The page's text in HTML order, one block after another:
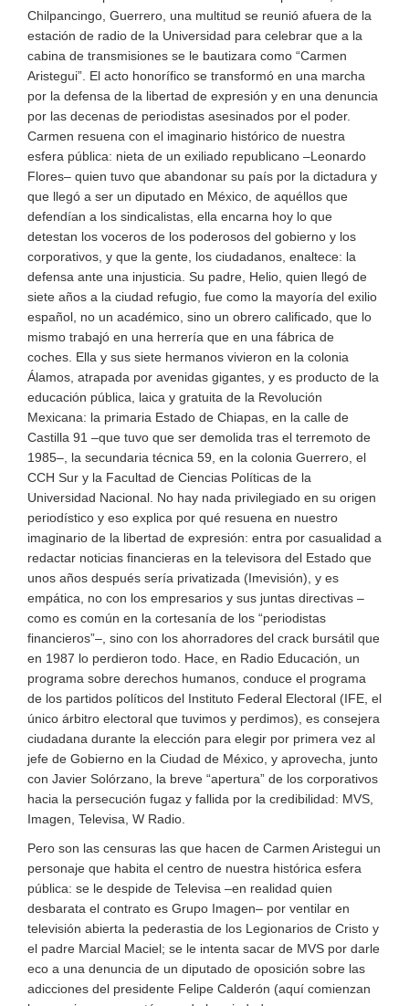
Chilpancingo, Guerrero, una multitud se reunió afuera de la
estación de radio de la Universidad para celebrar que a la
cabina de transmisiones se le bautizara como “Carmen
Aristegui”. El acto honorífico se transformó en una marcha
por la defensa de la libertad de expresión y en una denuncia
por las decenas de periodistas asesinados por el poder.
Carmen resuena con el imaginario histórico de nuestra
esfera pública: nieta de un exiliado republicano –Leonardo
Flores– quien tuvo que abandonar su país por la dictadura y
que llegó a ser un diputado en México, de aquéllos que
defendían a los sindicalistas, ella encarna hoy lo que
detestan los voceros de los poderosos del gobierno y los
corporativos, y que la gente, los ciudadanos, enaltece: la
defensa ante una injusticia. Su padre, Helio, quien llegó de
siete años a la ciudad refugio, fue como la mayoría del exilio
español, no un académico, sino un obrero calificado, que lo
mismo trabajó en una herrería que en una fábrica de
coches. Ella y sus siete hermanos vivieron en la colonia
Álamos, atrapada por avenidas gigantes, y es producto de la
educación pública, laica y gratuita de la Revolución
Mexicana: la primaria Estado de Chiapas, en la calle de
Castilla 91 –que tuvo que ser demolida tras el terremoto de
1985–, la secundaria técnica 59, en la colonia Guerrero, el
CCH Sur y la Facultad de Ciencias Políticas de la
Universidad Nacional. No hay nada privilegiado en su origen
periodístico y eso explica por qué resuena en nuestro
imaginario de la libertad de expresión: entra por casualidad a
redactar noticias financieras en la televisora del Estado que
unos años después sería privatizada (Imevisión), y es
empática, no con los empresarios y sus juntas directivas –
como es común en la cortesanía de los “periodistas
financieros”–, sino con los ahorradores del crack bursátil que
en 1987 lo perdieron todo. Hace, en Radio Educación, un
programa sobre derechos humanos, conduce el programa
de los partidos políticos del Instituto Federal Electoral (IFE, el
único árbitro electoral que tuvimos y perdimos), es consejera
ciudadana durante la elección para elegir por primera vez al
jefe de Gobierno en la Ciudad de México, y aprovecha, junto
con Javier Solórzano, la breve “apertura” de los corporativos
hacia la persecución fugaz y fallida por la credibilidad: MVS,
Imagen, Televisa, W Radio.
Pero son las censuras las que hacen de Carmen Aristegui un
personaje que habita el centro de nuestra histórica esfera
pública: se le despide de Televisa –en realidad quien
desbarata el contrato es Grupo Imagen– por ventilar en
televisión abierta la pederastia de los Legionarios de Cristo y
el padre Marcial Maciel; se le intenta sacar de MVS por darle
eco a una denuncia de un diputado de oposición sobre las
adicciones del presidente Felipe Calderón (aquí comienzan